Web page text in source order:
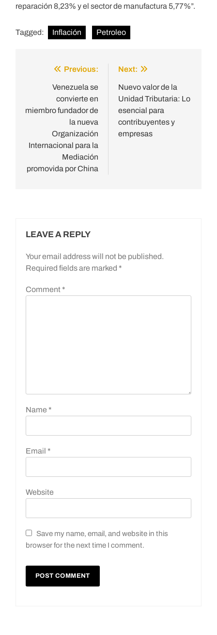
reparación 8,23% y el sector de manufactura 5,77%”.
Tagged: Inflación Petroleo
navigation
Previous:
Venezuela se
convierte en
miembro fundador de
la nueva
Organización
Internacional para la
Mediación
promovida por China
Next:
Nuevo valor de la
Unidad Tributaria: Lo
esencial para
contribuyentes y
empresas
LEAVE A REPLY
Your email address will not be published.
Required fields are marked *
Comment *
Name *
Email *
Website
Save my name, email, and website in this
browser for the next time I comment.